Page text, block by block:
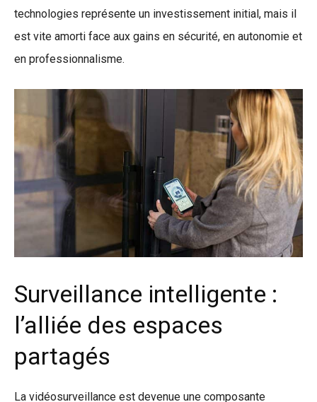
technologies représente un investissement initial, mais il
est vite amorti face aux gains en sécurité, en autonomie et
en professionnalisme.
Surveillance intelligente :
l’alliée des espaces
partagés
La vidéosurveillance est devenue une composante